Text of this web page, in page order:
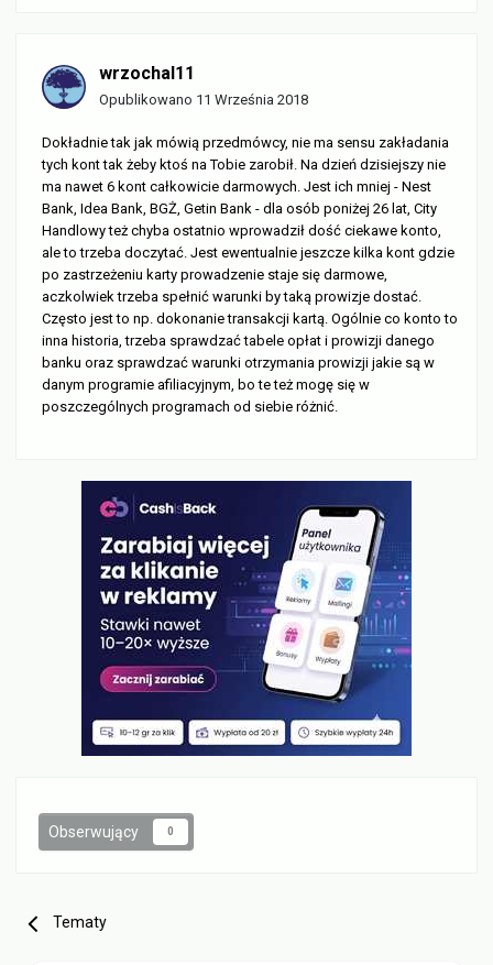
wrzochal11
Opublikowano 11 Września 2018
Dokładnie tak jak mówią przedmówcy, nie ma sensu zakładania
tych kont tak żeby ktoś na Tobie zarobił. Na dzień dzisiejszy nie
ma nawet 6 kont całkowicie darmowych. Jest ich mniej - Nest
Bank, Idea Bank, BGŻ, Getin Bank - dla osób poniżej 26 lat, City
Handlowy też chyba ostatnio wprowadził dość ciekawe konto,
ale to trzeba doczytać. Jest ewentualnie jeszcze kilka kont gdzie
po zastrzeżeniu karty prowadzenie staje się darmowe,
aczkolwiek trzeba spełnić warunki by taką prowizje dostać.
Często jest to np. dokonanie transakcji kartą. Ogólnie co konto to
inna historia, trzeba sprawdzać tabele opłat i prowizji danego
banku oraz sprawdzać warunki otrzymania prowizji jakie są w
danym programie afiliacyjnym, bo te też mogę się w
poszczególnych programach od siebie różnić.
Obserwujący 0
Tematy